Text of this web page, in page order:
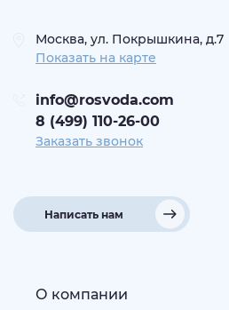
Москва, ул. Покрышкина, д.7
Показать на карте
info@rosvoda.com
8 (499) 110-26-00
Заказать звонок
Написать нам
О компании